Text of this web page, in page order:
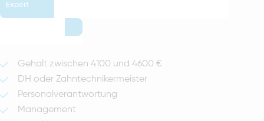
Expert
Gehalt zwischen 4100 und 4600 €
DH oder Zahntechnikermeister
Personalverantwortung
Management